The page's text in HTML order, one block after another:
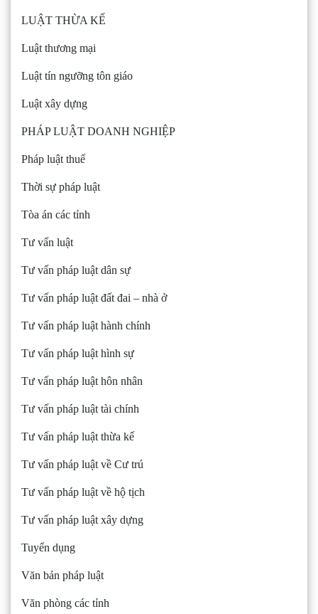
LUẬT THỪA KẾ
Luật thương mại
Luật tín ngưỡng tôn giáo
Luật xây dựng
PHÁP LUẬT DOANH NGHIỆP
Pháp luật thuế
Thời sự pháp luật
Tòa án các tỉnh
Tư vấn luật
Tư vấn pháp luật dân sự
Tư vấn pháp luật đất đai – nhà ở
Tư vấn pháp luật hành chính
Tư vấn pháp luật hình sự
Tư vấn pháp luật hôn nhân
Tư vấn pháp luật tài chính
Tư vấn pháp luật thừa kế
Tư vấn pháp luật về Cư trú
Tư vấn pháp luật về hộ tịch
Tư vấn pháp luật xây dựng
Tuyển dụng
Văn bản pháp luật
Văn phòng các tỉnh